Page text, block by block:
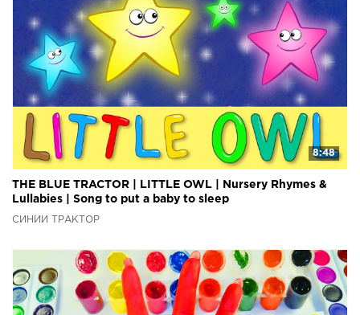
8:48
THE BLUE TRACTOR | LITTLE OWL | Nursery Rhymes &
Lullabies | Song to put a baby to sleep
СИНИЙ ТРАКТОР